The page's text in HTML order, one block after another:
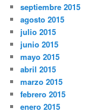
septiembre 2015
agosto 2015
julio 2015
junio 2015
mayo 2015
abril 2015
marzo 2015
febrero 2015
enero 2015